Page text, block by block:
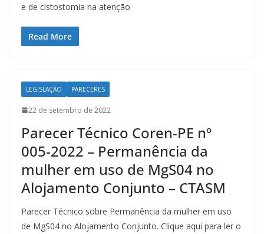
e de cistostomia na atenção
Read More
LEGISLAÇÃO PARECERES
22 de setembro de 2022
Parecer Técnico Coren-PE nº
005-2022 – Permanência da
mulher em uso de MgS04 no
Alojamento Conjunto – CTASM
Parecer Técnico sobre Permanência da mulher em uso
de MgS04 no Alojamento Conjunto. Clique aqui para ler o